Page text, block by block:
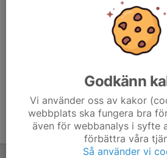
Godkänn
Vi använder oss av kakor
webbplats ska fungera bra
även för webbanalys i syfte
förbättra våra
Så använder vi